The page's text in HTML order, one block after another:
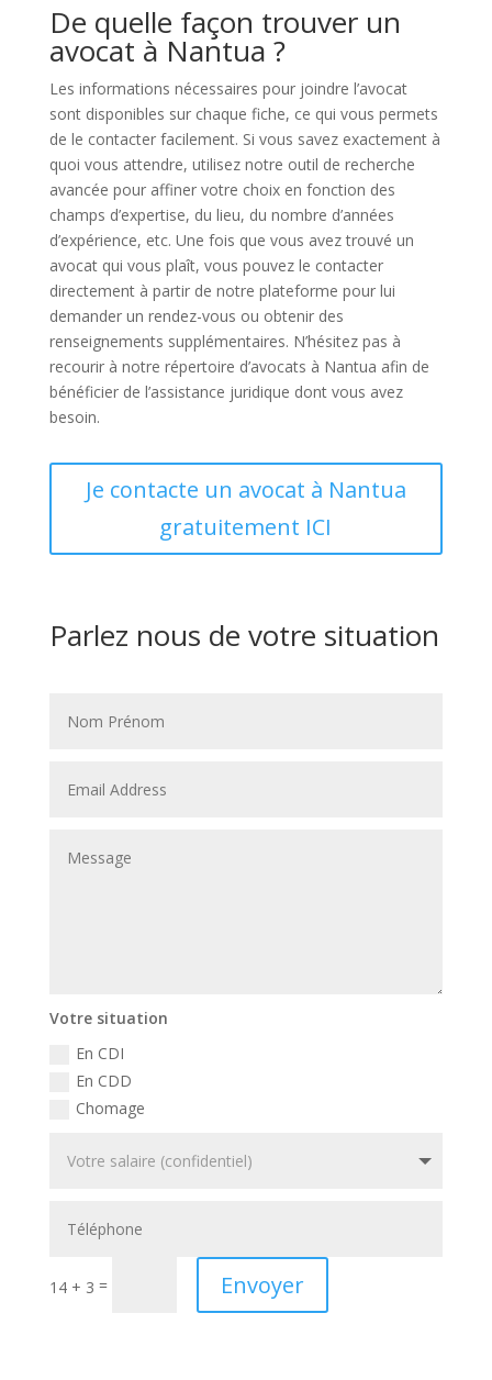
De quelle façon trouver un
avocat à Nantua ?
Les informations nécessaires pour joindre l’avocat
sont disponibles sur chaque fiche, ce qui vous permets
de le contacter facilement. Si vous savez exactement à
quoi vous attendre, utilisez notre outil de recherche
avancée pour affiner votre choix en fonction des
champs d’expertise, du lieu, du nombre d’années
d’expérience, etc. Une fois que vous avez trouvé un
avocat qui vous plaît, vous pouvez le contacter
directement à partir de notre plateforme pour lui
demander un rendez-vous ou obtenir des
renseignements supplémentaires. N’hésitez pas à
recourir à notre répertoire d’avocats à Nantua afin de
bénéficier de l’assistance juridique dont vous avez
besoin.
Je contacte un avocat à Nantua
gratuitement ICI
Parlez nous de votre situation
Votre situation
En CDI
En CDD
Chomage
14 + 3 = Envoyer